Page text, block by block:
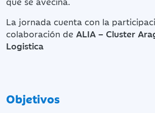
La jornada cuenta con la
colaboración de ALIA – Cluster
Logistica
Objetivos